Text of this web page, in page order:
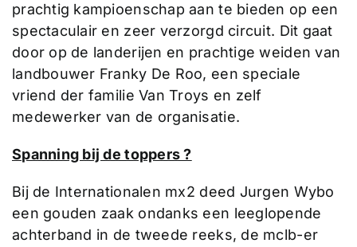
prachtig kampioenschap aan te bieden op een
spectaculair en zeer verzorgd circuit. Dit gaat
door op de landerijen en prachtige weiden van
landbouwer Franky De Roo, een speciale
vriend der familie Van Troys en zelf
medewerker van de organisatie.
Spanning bij de toppers ?
Bij de Internationalen mx2 deed Jurgen Wybo
een gouden zaak ondanks een leeglopende
achterband in de tweede reeks, de mclb-er